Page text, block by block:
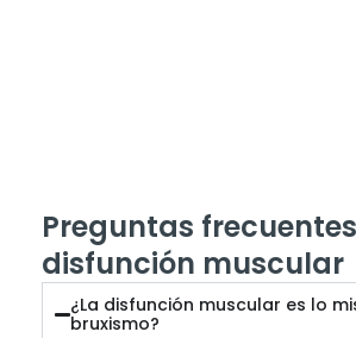
Preguntas
disfunción muscular
¿La disfunción muscular es lo
bruxismo?